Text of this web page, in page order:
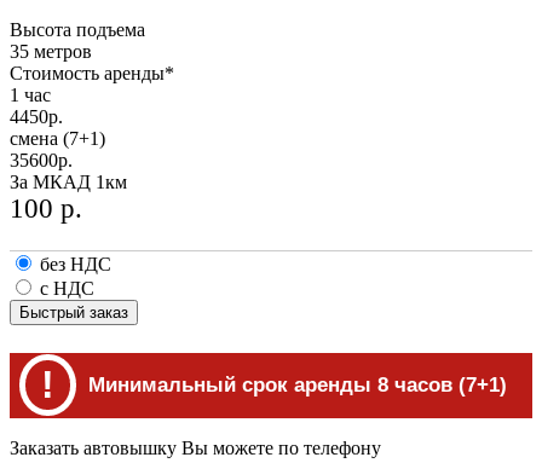
Высота подъема
35 метров
Стоимость аренды*
1 час
4450р.
смена (7+1)
35600р.
За МКАД 1км
100 р.
без НДС
с НДС
Быстрый заказ
! Минимальный срок аренды 8 часов (7+1)
Заказать автовышку Вы можете по телефону